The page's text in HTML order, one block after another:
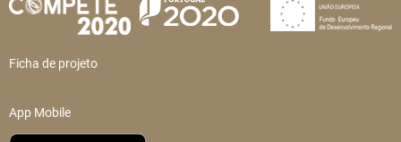
Ficha de projeto
App Mobile